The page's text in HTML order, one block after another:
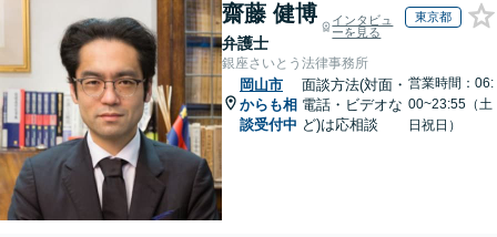
齋藤 健博
弁護士
インタビュ
ーを見る
東京都
銀座さいとう法律事務所
岡山市
からも相
談受付中
面談方法(対面・
電話・ビデオな
ど)は応相談
営業時間：06:
00~23:55（土
日祝日）